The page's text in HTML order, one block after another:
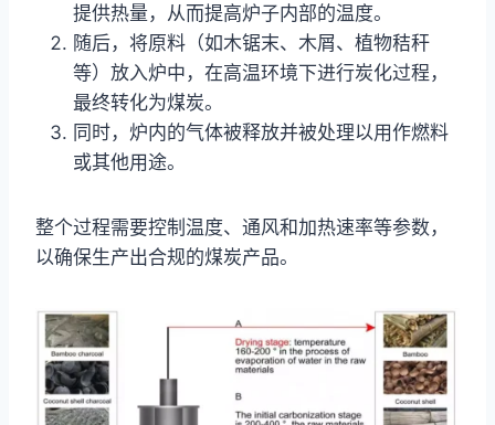
提供热量，从而提高炉子内部的温度。
随后，将原料（如木锯末、木屑、植物秸秆
等）放入炉中，在高温环境下进行炭化过程，
最终转化为煤炭。
同时，炉内的气体被释放并被处理以用作燃料
或其他用途。
整个过程需要控制温度、通风和加热速率等参数，
以确保生产出合规的煤炭产品。